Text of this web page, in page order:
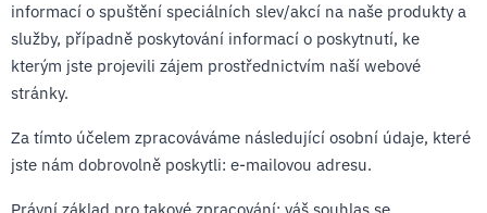
informací o spuštění speciálních slev/akcí na naše produkty a
služby, případně poskytování informací o poskytnutí, ke
kterým jste projevili zájem prostřednictvím naší webové
stránky.
Za tímto účelem zpracováváme následující osobní údaje, které
jste nám dobrovolně poskytli: e-mailovou adresu.